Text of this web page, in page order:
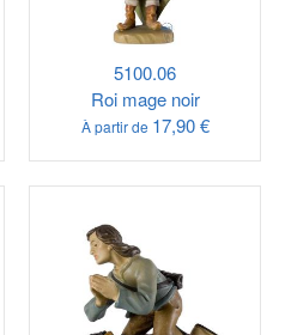
5100.06
Roi mage noir
À partir de 17,90 €